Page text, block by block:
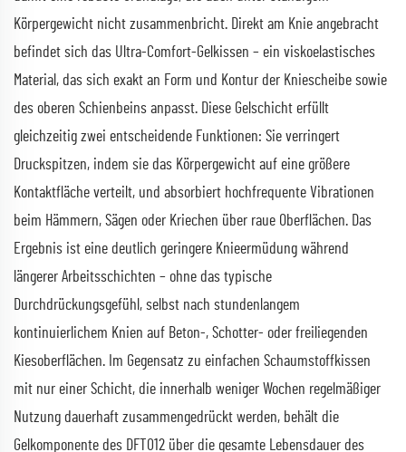
Körpergewicht nicht zusammenbricht. Direkt am Knie angebracht
befindet sich das Ultra-Comfort-Gelkissen – ein viskoelastisches
Material, das sich exakt an Form und Kontur der Kniescheibe sowie
des oberen Schienbeins anpasst. Diese Gelschicht erfüllt
gleichzeitig zwei entscheidende Funktionen: Sie verringert
Druckspitzen, indem sie das Körpergewicht auf eine größere
Kontaktfläche verteilt, und absorbiert hochfrequente Vibrationen
beim Hämmern, Sägen oder Kriechen über raue Oberflächen. Das
Ergebnis ist eine deutlich geringere Knieermüdung während
längerer Arbeitsschichten – ohne das typische
Durchdrückungsgefühl, selbst nach stundenlangem
kontinuierlichem Knien auf Beton-, Schotter- oder freiliegenden
Kiesoberflächen. Im Gegensatz zu einfachen Schaumstoffkissen
mit nur einer Schicht, die innerhalb weniger Wochen regelmäßiger
Nutzung dauerhaft zusammengedrückt werden, behält die
Gelkomponente des DFT012 über die gesamte Lebensdauer des